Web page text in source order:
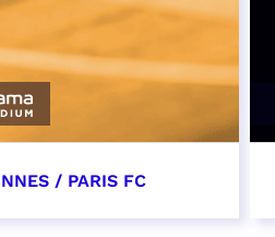
/ PARIS FC